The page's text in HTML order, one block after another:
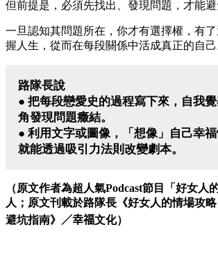
但前提是，必須先找出、發現問題，才能避
一旦認知其問題所在，你才有選擇權，有
握人生，從而在每段關係中活成真正的自己
路隊長說
● 把每段戀愛史的過程寫下來，自我
角發現問題癥結。
● 利用文字或圖像，「想像」自己幸福
就能透過吸引力法則改變劇本。
（原文作者為超人氣Podcast節目「好女人
人；原文刊載於路隊長 《好女人的情場攻
避坑指南》 ／幸福文化）